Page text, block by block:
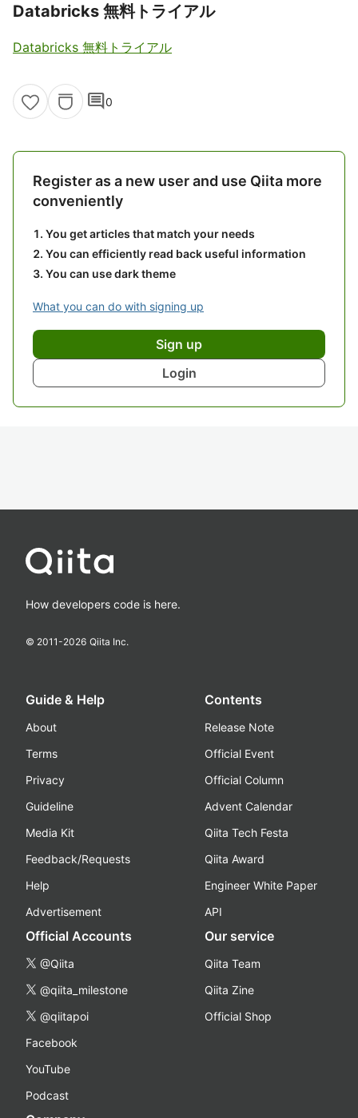
Databricks 無料トライアル
Databricks 無料トライアル
comment0
Register as a new user and use Qiita more
conveniently
You get articles that match your needs
You can efficiently read back useful information
You can use dark theme
What you can do with signing up
Sign up
Login
How developers code is here.
© 2011-2026 Qiita Inc.
Guide & Help
About
Terms
Privacy
Guideline
Media Kit
Feedback/Requests
Help
Advertisement
Contents
Release Note
Official Event
Official Column
Advent Calendar
Qiita Tech Festa
Qiita Award
Engineer White Paper
API
Official Accounts
@Qiita
@qiita_milestone
@qiitapoi
Facebook
YouTube
Podcast
Our service
Qiita Team
Qiita Zine
Official Shop